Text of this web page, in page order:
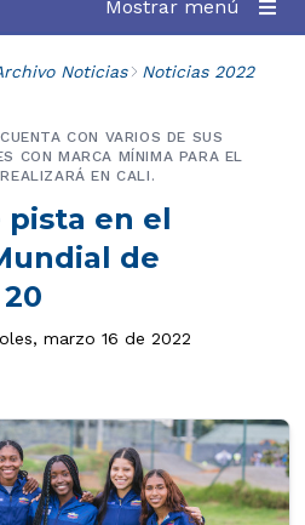
Mostrar menú
Noticias Noticias 2022
pista en el
de
CON VARIOS DE SUS
CON MARCA MÍNIMA PARA EL
EN CALI.
marzo 16 de 2022